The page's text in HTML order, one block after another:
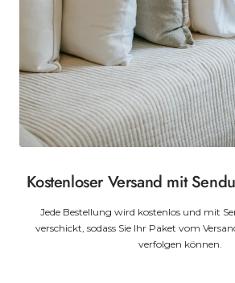
Kostenloser Versand mit
Jede Bestellung wird kostenlos und mit
verschickt, sodass Sie Ihr Paket vom
verfolgen können.